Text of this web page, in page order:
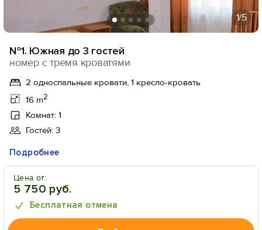
1/5
№1. Южная до 3 гостей
номер с тремя кроватями
2 односпальные кровати, 1 кресло-кровать
16 m2
Комнат: 1
Гостей: 3
Подробнее
Цена от:
5 750 руб.
Бесплатная отмена